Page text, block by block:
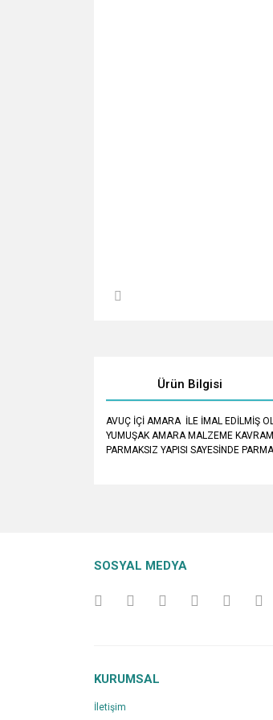
Ürün Bilgisi
AVUÇ İÇİ AMARA İLE İMAL EDİLMİŞ
YUMUŞAK AMARA MALZEME
PARMAKSIZ YAPISI SAYESİNDE
Ürün açıklamasında eksik
SOSYAL MEDYA
KURUMSAL
İletişim